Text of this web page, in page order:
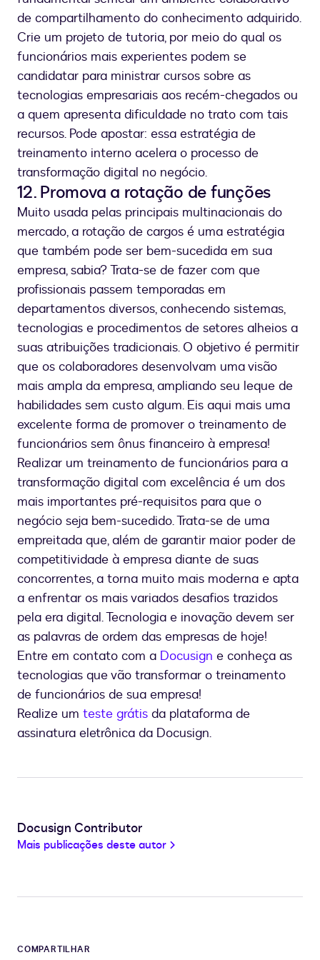
de compartilhamento do conhecimento adquirido.
Crie um projeto de tutoria, por meio do qual os
funcionários mais experientes podem se
candidatar para ministrar cursos sobre as
tecnologias empresariais aos recém-chegados ou
a quem apresenta dificuldade no trato com tais
recursos. Pode apostar: essa estratégia de
treinamento interno acelera o processo de
transformação digital no negócio.
12. Promova a rotação de funções
Muito usada pelas principais multinacionais do
mercado, a rotação de cargos é uma estratégia
que também pode ser bem-sucedida em sua
empresa, sabia? Trata-se de fazer com que
profissionais passem temporadas em
departamentos diversos, conhecendo sistemas,
tecnologias e procedimentos de setores alheios a
suas atribuições tradicionais. O objetivo é permitir
que os colaboradores desenvolvam uma visão
mais ampla da empresa, ampliando seu leque de
habilidades sem custo algum. Eis aqui mais uma
excelente forma de promover o treinamento de
funcionários sem ônus financeiro à empresa!
Realizar um treinamento de funcionários para a
transformação digital com excelência é um dos
mais importantes pré-requisitos para que o
negócio seja bem-sucedido. Trata-se de uma
empreitada que, além de garantir maior poder de
competitividade à empresa diante de suas
concorrentes, a torna muito mais moderna e apta
a enfrentar os mais variados desafios trazidos
pela era digital. Tecnologia e inovação devem ser
as palavras de ordem das empresas de hoje!
Entre em contato com a Docusign e conheça as
tecnologias que vão transformar o treinamento
de funcionários de sua empresa!
Realize um teste grátis da plataforma de
assinatura eletrônica da Docusign.
Docusign Contributor
Mais publicações deste autor
COMPARTILHAR